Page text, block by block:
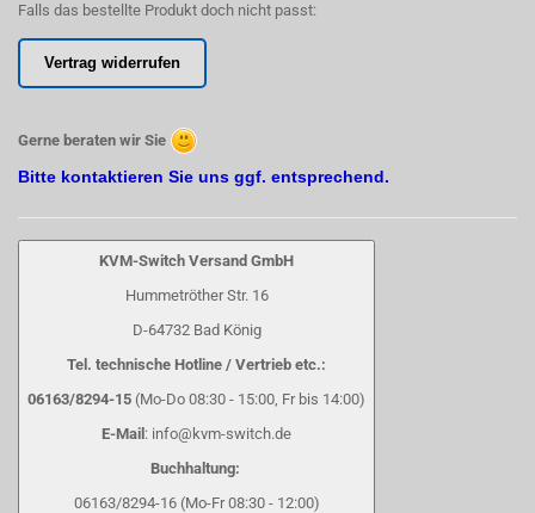
Falls das bestellte Produkt doch nicht passt:
Vertrag widerrufen
Gerne beraten wir Sie
Bitte kontaktieren Sie uns ggf. entsprechend.
KVM-Switch Versand GmbH
Hummetröther Str. 16
D-64732 Bad König
Tel. technische Hotline / Vertrieb etc.:
06163/8294-15 (Mo-Do 08:30 - 15:00, Fr bis 14:00)
E-Mail : info@kvm-switch.de
Buchhaltung:
06163/8294-16 (Mo-Fr 08:30 - 12:00)